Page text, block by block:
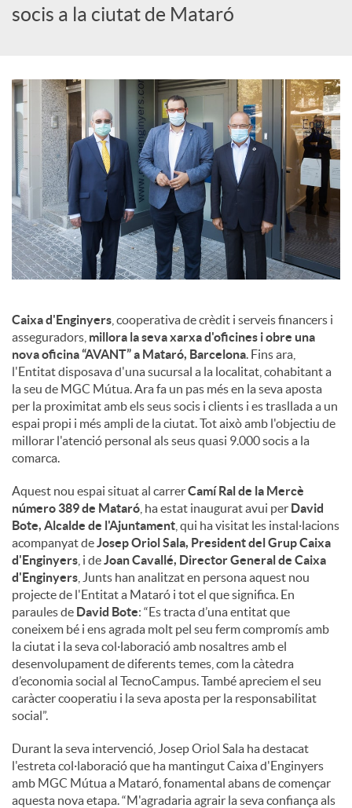
c
i
a
l
s
socis a la ciutat de Mataró
Caixa d'Enginyers , cooperativa de crèdit i serveis financers i
asseguradors, millora la seva xarxa d'oficines i obre una
nova oficina “AVANT” a Mataró, Barcelona . Fins ara,
l'Entitat disposava d'una sucursal a la localitat, cohabitant a
la seu de MGC Mútua. Ara fa un pas més en la seva aposta
per la proximitat amb els seus socis i clients i es trasllada a un
espai propi i més ampli de la ciutat. Tot això amb l'objectiu de
millorar l'atenció personal als seus quasi 9.000 socis a la
comarca.
Aquest nou espai situat al carrerCamí Ral de la Mercè
número 389 de Mataró , ha estat inaugurat avui per David
Bote, Alcalde de l'Ajuntament , qui ha visitat les instal·lacions
acompanyat de Josep Oriol Sala, President del Grup Caixa
d'Enginyers , i de Joan Cavallé, Director General de Caixa
d'Enginyers , Junts han analitzat en persona aquest nou
projecte de l'Entitat a Mataró i tot el que significa. En
paraules de David Bote: “Es tracta d’una entitat que
coneixem bé i ens agrada molt pel seu ferm compromís amb
la ciutat i la seva col·laboració amb nosaltres amb el
desenvolupament de diferents temes, com la càtedra
d’economia social al TecnoCampus. També apreciem el seu
caràcter cooperatiu i la seva aposta per la responsabilitat
social”.
Durant la seva intervenció, Josep Oriol Sala ha destacat
l'estreta col·laboració que ha mantingut Caixa d'Enginyers
amb MGC Mútua a Mataró, fonamental abans de començar
aquesta nova etapa. “M'agradaria agrair la seva confiança als